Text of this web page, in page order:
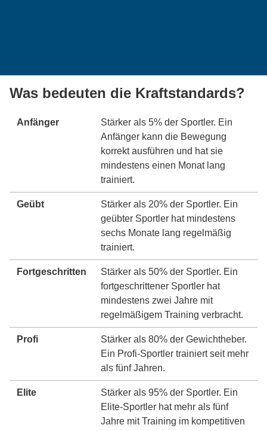
Was bedeuten die Kraftstandards?
Anfänger
Stärker als 5% der Sportler. Ein
Anfänger kann die Bewegung
korrekt ausführen und hat sie
mindestens einen Monat lang
trainiert.
Geübt
Stärker als 20% der Sportler. Ein
geübter Sportler hat mindestens
sechs Monate lang regelmäßig
trainiert.
Fortgeschritten
Stärker als 50% der Sportler. Ein
fortgeschrittener Sportler hat
mindestens zwei Jahre mit
regelmäßigem Training verbracht.
Profi
Stärker als 80% der Gewichtheber.
Ein Profi-Sportler trainiert seit mehr
als fünf Jahren.
Elite
Stärker als 95% der Sportler. Ein
Elite-Sportler hat mehr als fünf
Jahre mit Training im kompetitiven